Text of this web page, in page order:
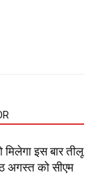
इस बार तीलू
अगस्त को सीएम